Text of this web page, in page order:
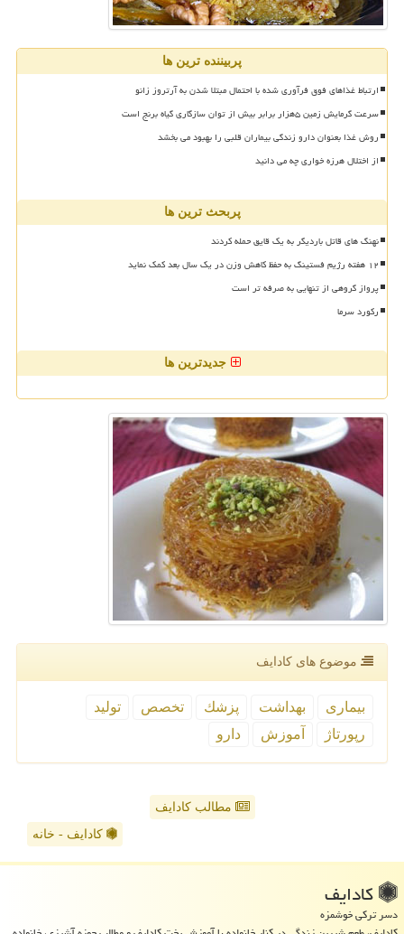
پربیننده ترین ها
ارتباط غذاهای فوق فرآوری شده با احتمال مبتلا شدن به آرتروز زانو
سرعت گرمایش زمین ۵هزار برابر بیش از توان سازگاری گیاه برنج است
روش غذا بعنوان دارو زندگی بیماران قلبی را بهبود می بخشد
از اختلال هرزه خواری چه می دانید
پربحث ترین ها
نهنگ های قاتل باردیگر به یک قایق حمله کردند
۱۲ هفته رژیم فستینگ به حفظ کاهش وزن در یک سال بعد کمک نماید
پرواز گروهی از تنهایی به صرفه تر است
رکورد سرما
جدیدترین ها
موضوع های كادایف
بیماری بهداشت پزشك تخصص
تولید
رپورتاژ
آموزش دارو
مطالب کادایف
کادایف - خانه
كادایف
دسر ترکی خوشمزه